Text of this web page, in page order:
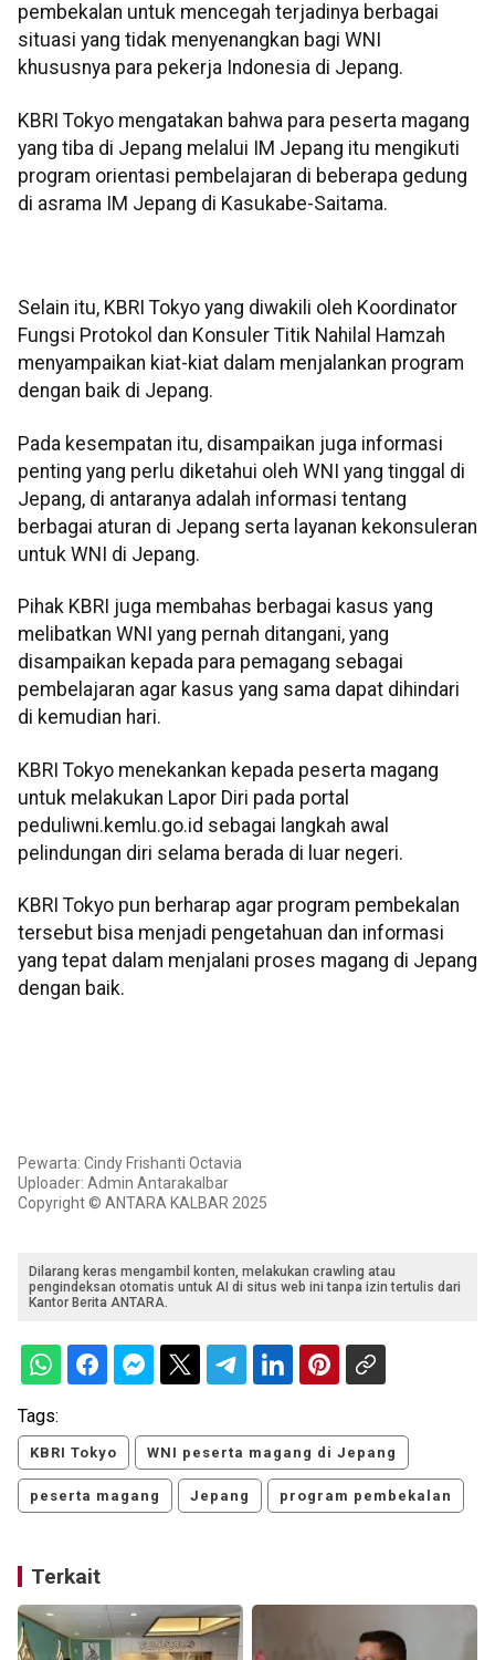
pembekalan untuk mencegah terjadinya berbagai
situasi yang tidak menyenangkan bagi WNI
khususnya para pekerja Indonesia di Jepang.
KBRI Tokyo mengatakan bahwa para peserta magang
yang tiba di Jepang melalui IM Jepang itu mengikuti
program orientasi pembelajaran di beberapa gedung
di asrama IM Jepang di Kasukabe-Saitama.
Selain itu, KBRI Tokyo yang diwakili oleh Koordinator
Fungsi Protokol dan Konsuler Titik Nahilal Hamzah
menyampaikan kiat-kiat dalam menjalankan program
dengan baik di Jepang.
Pada kesempatan itu, disampaikan juga informasi
penting yang perlu diketahui oleh WNI yang tinggal di
Jepang, di antaranya adalah informasi tentang
berbagai aturan di Jepang serta layanan kekonsuleran
untuk WNI di Jepang.
Pihak KBRI juga membahas berbagai kasus yang
melibatkan WNI yang pernah ditangani, yang
disampaikan kepada para pemagang sebagai
pembelajaran agar kasus yang sama dapat dihindari
di kemudian hari.
KBRI Tokyo menekankan kepada peserta magang
untuk melakukan Lapor Diri pada portal
peduliwni.kemlu.go.id sebagai langkah awal
pelindungan diri selama berada di luar negeri.
KBRI Tokyo pun berharap agar program pembekalan
tersebut bisa menjadi pengetahuan dan informasi
yang tepat dalam menjalani proses magang di Jepang
dengan baik.
Pewarta: Cindy Frishanti Octavia
Uploader: Admin Antarakalbar
Copyright © ANTARA KALBAR 2025
Dilarang keras mengambil konten, melakukan crawling atau
pengindeksan otomatis untuk AI di situs web ini tanpa izin tertulis dari
Kantor Berita ANTARA.
Tags:
KBRI Tokyo WNI peserta magang di Jepang
peserta magang Jepang program pembekalan
Terkait